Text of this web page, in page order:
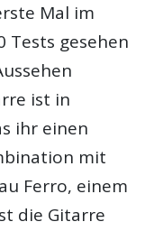
Mal im
Tests gesehen
ist in
ihr einen
mit
Ferro, einem
die Gitarre